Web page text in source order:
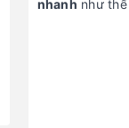
nhanh như